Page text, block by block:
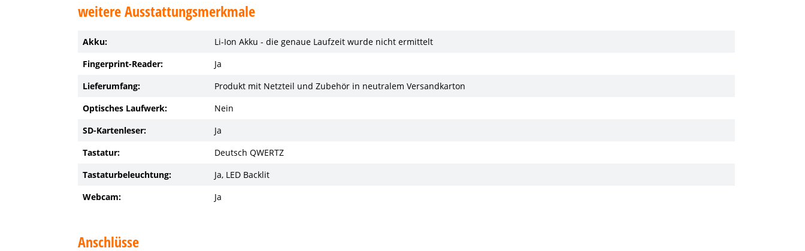
weitere Ausstattungsmerkmale
Akku:
Li-Ion Akku - die genaue Laufzeit wurde nicht ermittelt
Fingerprint-Reader:
Ja
Lieferumfang:
Produkt mit Netzteil und Zubehör in neutralem Versandkarton
Optisches Laufwerk:
Nein
SD-Kartenleser:
Ja
Tastatur:
Deutsch QWERTZ
Tastaturbeleuchtung:
Ja, LED Backlit
Webcam:
Ja
Anschlüsse